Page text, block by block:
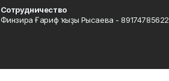
Сотрудничество
Финзира Ғариф ҡыҙы Рысаева - 89174785622